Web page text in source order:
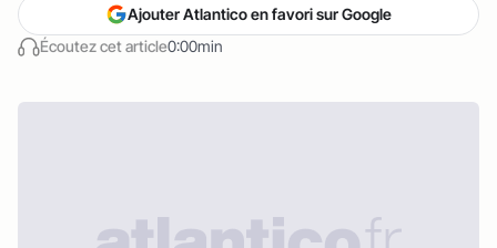
Écoutez cet article0:00min
Ajouter Atlantico en favori sur Google